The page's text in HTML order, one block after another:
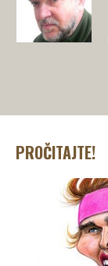
PROČITAJTE!